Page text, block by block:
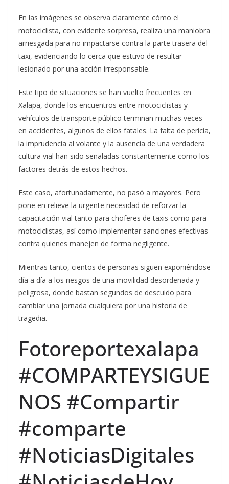
En las imágenes se observa claramente cómo el
motociclista, con evidente sorpresa, realiza una maniobra
arriesgada para no impactarse contra la parte trasera del
taxi, evidenciando lo cerca que estuvo de resultar
lesionado por una acción irresponsable.
Este tipo de situaciones se han vuelto frecuentes en
Xalapa, donde los encuentros entre motociclistas y
vehículos de transporte público terminan muchas veces
en accidentes, algunos de ellos fatales. La falta de pericia,
la imprudencia al volante y la ausencia de una verdadera
cultura vial han sido señaladas constantemente como los
factores detrás de estos hechos.
Este caso, afortunadamente, no pasó a mayores. Pero
pone en relieve la urgente necesidad de reforzar la
capacitación vial tanto para choferes de taxis como para
motociclistas, así como implementar sanciones efectivas
contra quienes manejen de forma negligente.
Mientras tanto, cientos de personas siguen exponiéndose
día a día a los riesgos de una movilidad desordenada y
peligrosa, donde bastan segundos de descuido para
cambiar una jornada cualquiera por una historia de
tragedia.
Fotoreportexalapa
#COMPARTEYSIGUE
NOS #Compartir
#comparte
#NoticiasDigitales